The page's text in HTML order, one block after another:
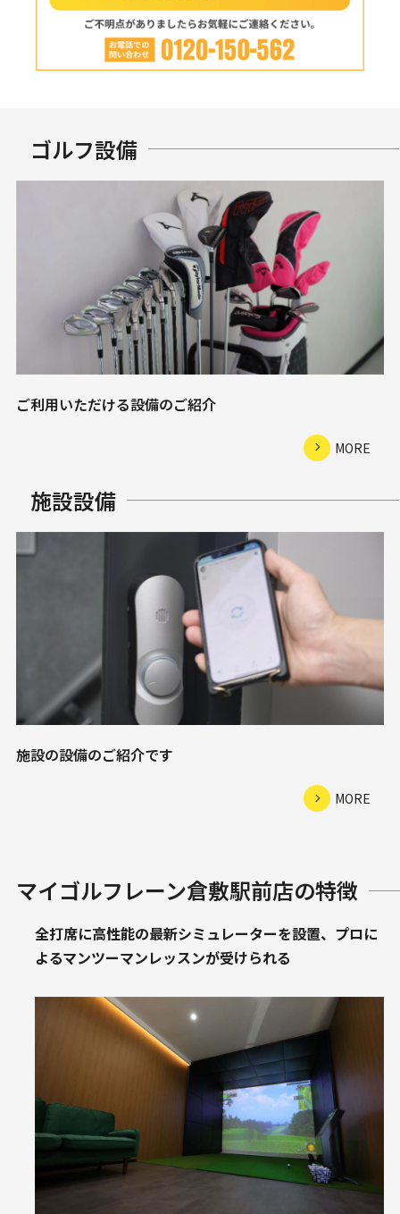
ゴルフ設備
ご利用いただける設備のご紹介
MORE
施設設備
施設の設備のご紹介です
MORE
マイゴルフレーン倉敷駅前店の特徴
全打席に高性能の最新シミュレーターを設置、プロに
よるマンツーマンレッスンが受けられる